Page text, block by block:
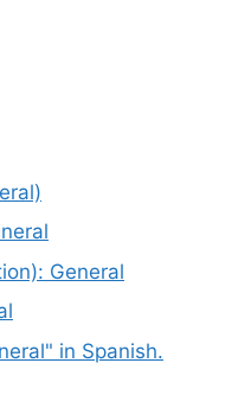
General
in Spanish.